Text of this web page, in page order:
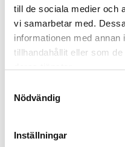
till de sociala medier och
vi samarbetar med.
informationen med
tillhandahållit eller som
Nödvändig
Inställningar